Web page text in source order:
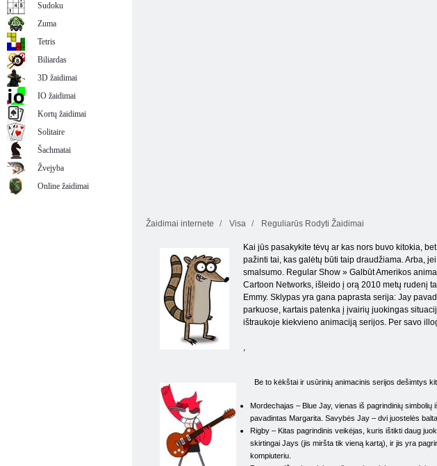
Žaidimai internete Visa Reguliarūs Rodyti Žaidimai
Kai jūs pasakykite tėvų ar kas nors buvo kitokia,
pažinti tai, kas galėtų būti taip draudžiama. Arba,
smalsumo. Regular Show » Galbūt Amerikos
Cartoon Networks, išleido į orą 2010 metų rudenį
Emmy. Sklypas yra gana paprasta serija: Jay
parkuose, kartais patenka į įvairių juokingas
ištraukoje kiekvieno animaciją serijos. Per savo
,
Be to kėkštai ir usūrinių animacinis serijos dešimtys
Mordechajas – Blue Jay, vienas iš pagrindinių
pavadintas Margarita. Savybės Jay – dvi juostelės
Rigby – Kitas pagrindinis veikėjas, kuris ištikti daug
skirtingai Jays (jis miršta tik vieną kartą), ir jis yra
kompiuteriu.
Sudoku
Zuma
Tetris
Biliardas
3D žaidimai
IO žaidimai
Kortų žaidimai
Solitaire
Šachmatai
Žvejyba
Online žaidimai